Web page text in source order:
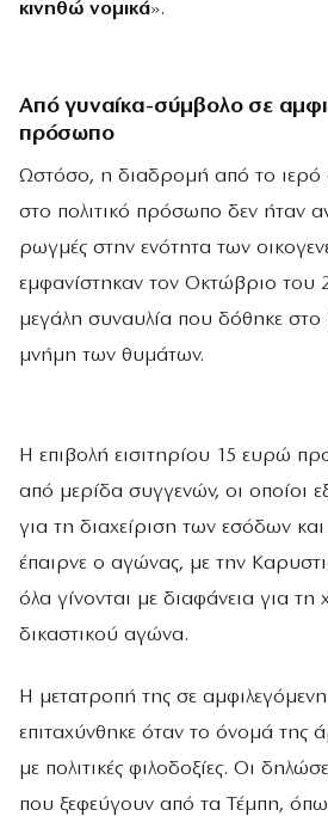
κινηθώ νομικά».
Από γυναίκα-σύμβολο σε
πρόσωπο
Ωστόσο, η διαδρομή από το ιερό
στο πολιτικό πρόσωπο δεν ήταν
ρωγμές στην ενότητα των
εμφανίστηκαν τον Οκτώβριο του
μεγάλη συναυλία που δόθηκε
μνήμη των θυμάτων.
Η επιβολή εισιτηρίου 15 ευρώ
από μερίδα συγγενών, οι οποίοι
για τη διαχείριση των εσόδων
έπαιρνε ο αγώνας, με την
όλα γίνονται με διαφάνεια για
δικαστικού αγώνα.
Η μετατροπή της σε
επιταχύνθηκε όταν το όνομά της
με πολιτικές φιλοδοξίες. Οι
που ξεφεύγουν από τα Τέμπη,